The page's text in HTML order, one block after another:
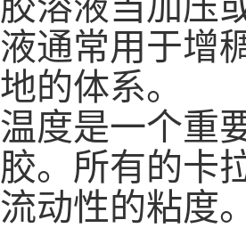
液通常用于增
地的体系。
温度是一个重
胶。所有的卡
流动性的粘度